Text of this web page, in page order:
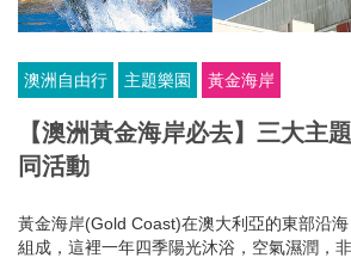
澳洲自由行 主題樂園 黃金海岸
【澳洲黃金海岸必去】三大主
同活動
黃金海岸(Gold Coast)在澳大利亞的東部沿
組成，這裡一年四季陽光沐浴，空氣濕潤，